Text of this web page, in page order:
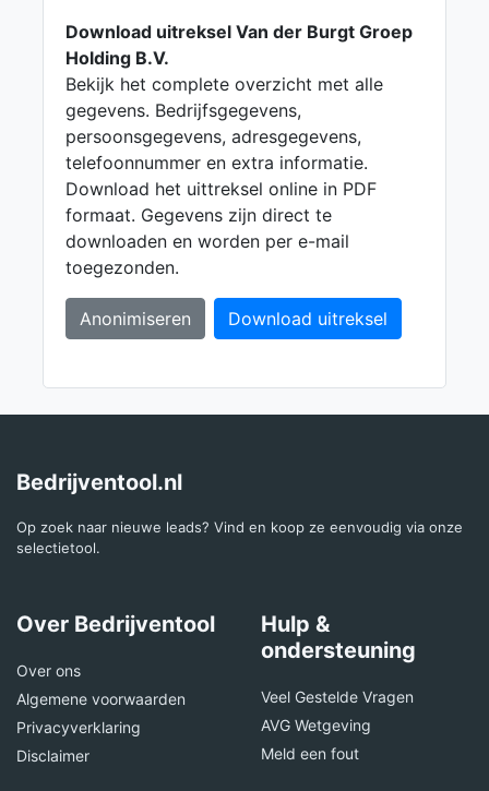
Download uitreksel Van der Burgt Groep
Holding B.V.
Bekijk het complete overzicht met alle
gegevens. Bedrijfsgegevens,
persoonsgegevens, adresgegevens,
telefoonnummer en extra informatie.
Download het uittreksel online in PDF
formaat. Gegevens zijn direct te
downloaden en worden per e-mail
toegezonden.
Anonimiseren Download uitreksel
Bedrijventool.nl
Op zoek naar nieuwe leads? Vind en koop ze eenvoudig via onze
selectietool.
Over Bedrijventool
Over ons
Algemene voorwaarden
Privacyverklaring
Disclaimer
Hulp &
ondersteuning
Veel Gestelde Vragen
AVG Wetgeving
Meld een fout